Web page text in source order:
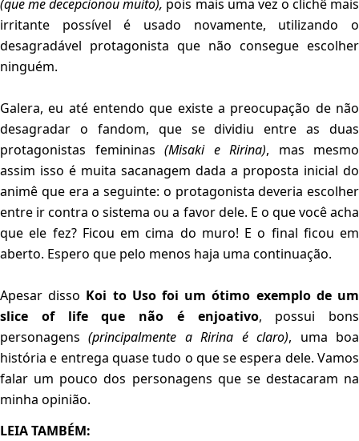
(que me decepcionou muito), pois mais uma vez o clichê mais
irritante possível é usado novamente, utilizando o
desagradável protagonista que não consegue escolher
ninguém.
Galera, eu até entendo que existe a preocupação de não
desagradar o fandom, que se dividiu entre as duas
protagonistas femininas (Misaki e Ririna), mas mesmo
assim isso é muita sacanagem dada a proposta inicial do
animê que era a seguinte: o protagonista deveria escolher
entre ir contra o sistema ou a favor dele. E o que você acha
que ele fez? Ficou em cima do muro! E o final ficou em
aberto. Espero que pelo menos haja uma continuação.
Apesar disso Koi to Uso foi um ótimo exemplo de um
slice of life que não é enjoativo, possui bons
personagens(principalmente a Ririna é claro), uma boa
história e entrega quase tudo o que se espera dele. Vamos
falar um pouco dos personagens que se destacaram na
minha opinião.
LEIA TAMBÉM: